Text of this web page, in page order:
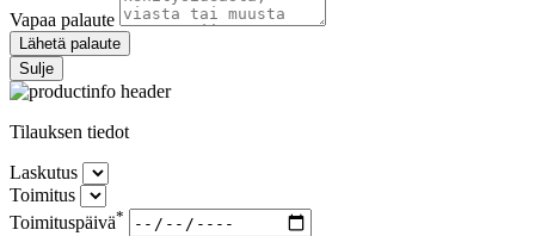
Vapaa palaute
Lähetä palaute
Sulje
Tilauksen tiedot
Laskutus
Toimitus
Toimituspäivä*